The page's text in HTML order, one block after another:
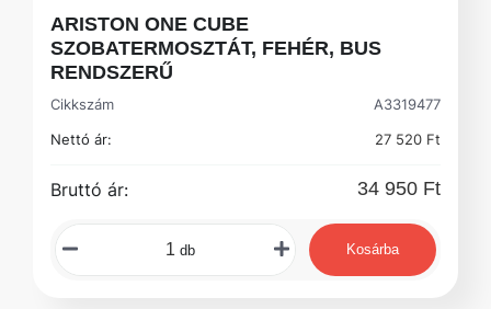
ARISTON ONE CUBE
SZOBATERMOSZTÁT, FEHÉR, BUS
RENDSZERŰ
Cikkszám
A3319477
Nettó ár:
27 520 Ft
Bruttó ár: 34 950 Ft
db Kosárba